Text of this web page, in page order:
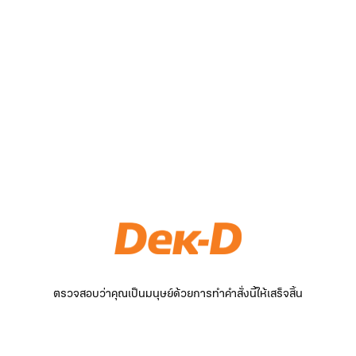
ตรวจสอบว่าคุณเป็นมนุษย์ด้วยการทำคำสั่งนี้ให้เสร็จสิ้น